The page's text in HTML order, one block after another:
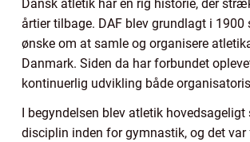
Dansk atletik har en rig historie, der
årtier tilbage. DAF blev grundlagt i 1900
ønske om at samle og organisere
Danmark. Siden da har forbundet
kontinuerlig udvikling både
I begyndelsen blev atletik hovedsageligt
disciplin inden for gymnastik, og det var